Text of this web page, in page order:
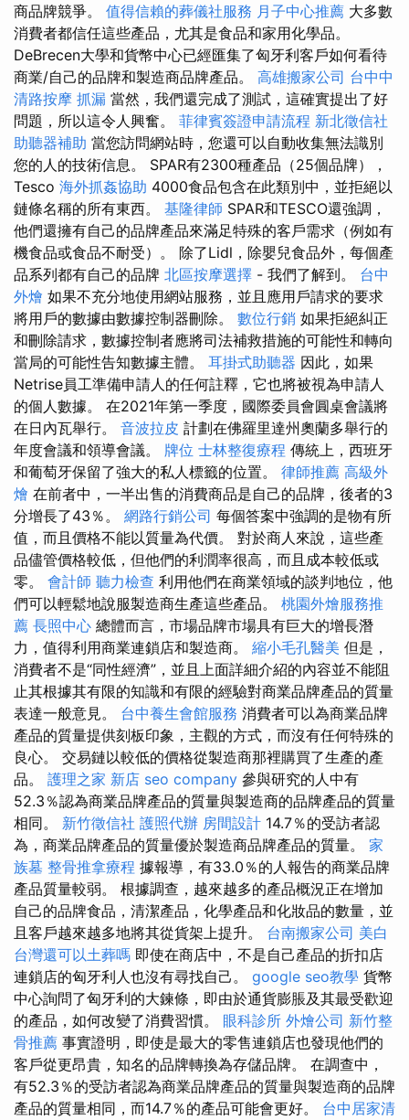
商品牌競爭。 值得信賴的葬儀社服務 月子中心推薦 大多數
消費者都信任這些產品，尤其是食品和家用化學品。
DeBrecen大學和貨幣中心已經匯集了匈牙利客戶如何看待
商業/自己的品牌和製造商品牌產品。 高雄搬家公司 台中中
清路按摩 抓漏 當然，我們還完成了測試，這確實提出了好
問題，所以這令人興奮。 菲律賓簽證申請流程 新北徵信社
助聽器補助 當您訪問網站時，您還可以自動收集無法識別
您的人的技術信息。 SPAR有2300種產品（25個品牌），
Tesco 海外抓姦協助 4000食品包含在此類別中，並拒絕以
鏈條名稱的所有東西。 基隆律師 SPAR和TESCO還強調，
他們還擁有自己的品牌產品來滿足特殊的客戶需求（例如有
機食品或食品不耐受）。 除了Lidl，除嬰兒食品外，每個產
品系列都有自己的品牌 北區按摩選擇 - 我們了解到。 台中
外燴 如果不充分地使用網站服務，並且應用戶請求的要求
將用戶的數據由數據控制器刪除。 數位行銷 如果拒絕糾正
和刪除請求，數據控制者應將司法補救措施的可能性和轉向
當局的可能性告知數據主體。 耳掛式助聽器 因此，如果
Netrise員工準備申請人的任何註釋，它也將被視為申請人
的個人數據。 在2021年第一季度，國際委員會圓桌會議將
在日內瓦舉行。 音波拉皮 計劃在佛羅里達州奧蘭多舉行的
年度會議和領導會議。 牌位 士林整復療程 傳統上，西班牙
和葡萄牙保留了強大的私人標籤的位置。 律師推薦 高級外
燴 在前者中，一半出售的消費商品是自己的品牌，後者的3
分增長了43％。 網路行銷公司 每個答案中強調的是物有所
值，而且價格不能以質量為代價。 對於商人來說，這些產
品儘管價格較低，但他們的利潤率很高，而且成本較低或
零。 會計師 聽力檢查 利用他們在商業領域的談判地位，他
們可以輕鬆地說服製造商生產這些產品。 桃園外燴服務推
薦 長照中心 總體而言，市場品牌市場具有巨大的增長潛
力，值得利用商業連鎖店和製造商。 縮小毛孔醫美 但是，
消費者不是“同性經濟”，並且上面詳細介紹的內容並不能阻
止其根據其有限的知識和有限的經驗對商業品牌產品的質量
表達一般意見。 台中養生會館服務 消費者可以為商業品牌
產品的質量提供刻板印象，主觀的方式，而沒有任何特殊的
良心。 交易鏈以較低的價格從製造商那裡購買了生產的產
品。 護理之家 新店 seo company 參與研究的人中有
52.3％認為商業品牌產品的質量與製造商的品牌產品的質量
相同。 新竹徵信社 護照代辦 房間設計 14.7％的受訪者認
為，商業品牌產品的質量優於製造商品牌產品的質量。 家
族墓 整骨推拿療程 據報導，有33.0％的人報告的商業品牌
產品質量較弱。 根據調查，越來越多的產品概況正在增加
自己的品牌食品，清潔產品，化學產品和化妝品的數量，並
且客戶越來越多地將其從貨架上提升。 台南搬家公司 美白
台灣還可以土葬嗎 即使在商店中，不是自己產品的折扣店
連鎖店的匈牙利人也沒有尋找自己。 google seo教學 貨幣
中心詢問了匈牙利的大鍊條，即由於通貨膨脹及其最受歡迎
的產品，如何改變了消費習慣。 眼科診所 外燴公司 新竹整
骨推薦 事實證明，即使是最大的零售連鎖店也發現他們的
客戶從更昂貴，知名的品牌轉換為存儲品牌。 在調查中，
有52.3％的受訪者認為商業品牌產品的質量與製造商的品牌
產品的質量相同，而14.7％的產品可能會更好。 台中居家清